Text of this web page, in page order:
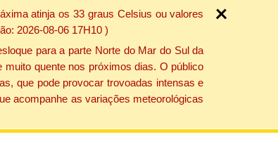
atinja os 33 graus Celsius ou valores
2026-08-06 17H10 )
para a parte Norte do Mar do Sul da
muito quente nos próximos dias. O público
que pode provocar trovoadas intensas e
acompanhe as variações meteorológicas